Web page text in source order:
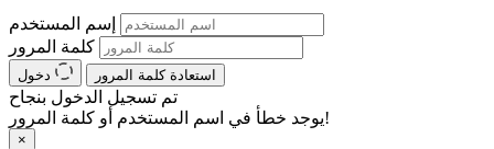
إسم المستخدم
كلمة المرور
استعادة كلمة المرور
تم تسجيل الدخول بنجاح
يوجد خطأ في اسم المستخدم أو كلمة المرور!
×